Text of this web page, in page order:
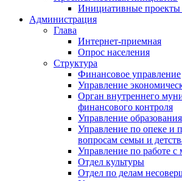
Инициативные проекты
Администрация
Глава
Интернет-приемная
Опрос населения
Структура
Финансовое управление
Управление
Орган внутреннего
финансового контроля
Управление образования
Управление по опеке и
вопросам семьи и
Управление по работе
Отдел культуры
Отдел по делам